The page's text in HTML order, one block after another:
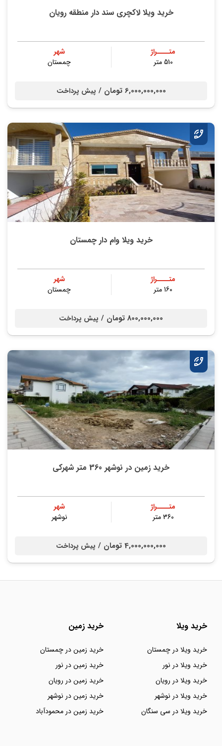
خرید ویلا لاکچری سند دار منطقه رویان
متــــراژ
510 متر
شهر
چمستان
6,000,000,000 تومان / پیش پرداخت
خرید ویلا وام دار چمستان
متــــراژ
160 متر
شهر
چمستان
800,000,000 تومان / پیش پرداخت
خرید زمین در نوشهر 360 متر شهرکی
متــــراژ
360 متر
شهر
نوشهر
4,000,000,000 تومان / پیش پرداخت
خرید ویلا
خرید ویلا در چمستان
خرید ویلا در نور
خرید ویلا در رویان
خرید ویلا در نوشهر
خرید ویلا در سی سنگان
خرید زمین
خرید زمین در چمستان
خرید زمین در نور
خرید زمین در رویان
خرید زمین در نوشهر
خرید زمین در محمودآباد